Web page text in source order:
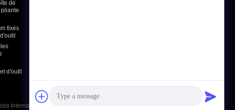
de
fixés
d'outil
International Co.,Ltd. All Rights Reserved.